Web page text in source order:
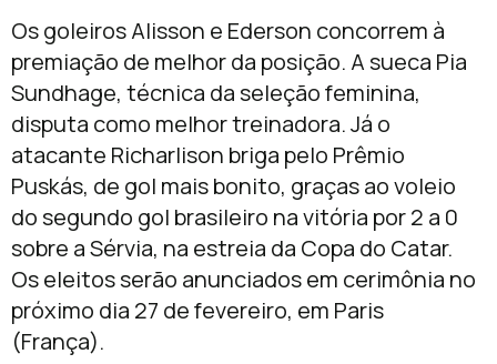
Os goleiros Alisson e Ederson concorrem à
premiação de melhor da posição. A sueca Pia
Sundhage, técnica da seleção feminina,
disputa como melhor treinadora. Já o
atacante Richarlison briga pelo Prêmio
Puskás, de gol mais bonito, graças ao voleio
do segundo gol brasileiro na vitória por 2 a 0
sobre a Sérvia, na estreia da Copa do Catar.
Os eleitos serão anunciados em cerimônia no
próximo dia 27 de fevereiro, em Paris
(França).